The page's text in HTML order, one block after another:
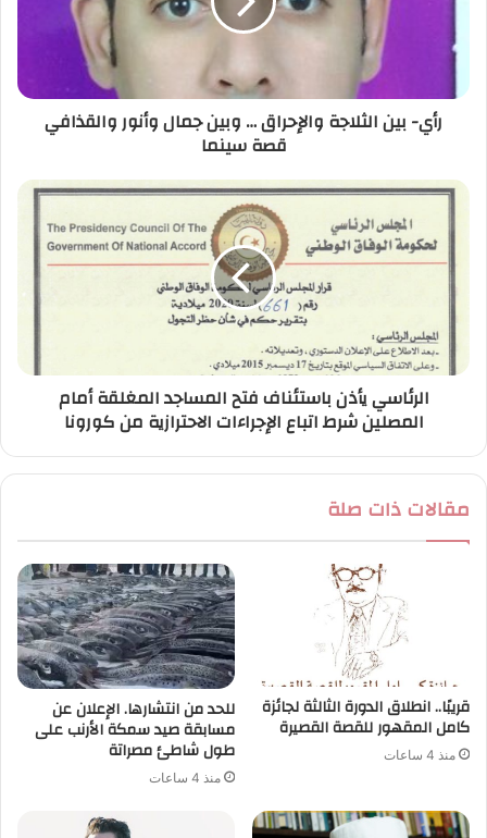
ر
رأي- بين الثلاجة والإحراق … وبين جمال وأنور والقذافي
قصة سينما
الرئاسي يأذن باستئناف فتح المساجد المغلقة أمام
المصلين شرط اتباع الإجراءات الاحترازية من كورونا
مقالات ذات صلة
قريبًا.. انطلاق الدورة الثالثة لجائزة
كامل المقهور للقصة القصيرة
منذ 4 ساعات
للحد من انتشارها. الإعلان عن
مسابقة صيد سمكة الأرنب على
طول شاطئ مصراتة
منذ 4 ساعات